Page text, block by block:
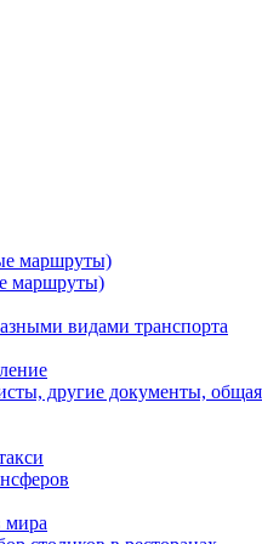
маршруты)
маршруты)
видами транспорта
другие документы,
мира